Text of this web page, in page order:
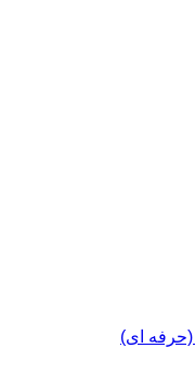
(حرفه ای)